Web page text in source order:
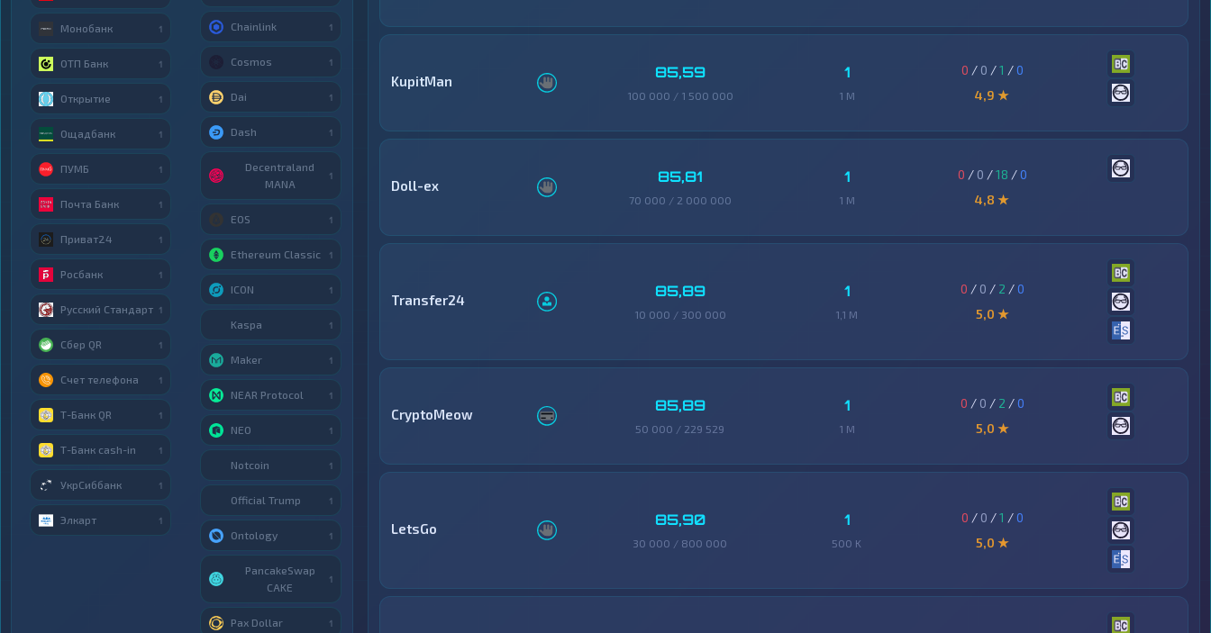
KupitMan 85,59
100 000 / 1 500 000
1
1 M
0 / 0 /1 /0
4,9 ★
Doll-ex 85,81
70 000 / 2 000 000
1
1 M
0 / 0 /18 /0
4,8 ★
Transfer24 85,89
10 000 / 300 000
1
1,1 M
0 / 0 / 2 /0
5,0 ★
CryptoMeow 85,89
50 000 / 229 529
1
1 M
0 / 0 / 2 /0
5,0 ★
LetsGo 85,90
30 000 / 800 000
1
500 K
0 / 0 /1 /0
5,0 ★
Монобанк 1
ОТП Банк 1
Открытие 1
Ощадбанк 1
ПУМБ 1
Почта Банк 1
Приват24 1
Росбанк 1
Русский Стандарт 1
Сбер QR 1
Счет телефона 1
Т-Банк QR 1
Т-Банк cash-in 1
УкрСиббанк 1
Элкарт 1
Chainlink 1
Cosmos 1
Dai 1
Dash 1
Decentraland
MANA
1
EOS 1
Ethereum Classic 1
ICON 1
Kaspa 1
Maker 1
NEAR Protocol 1
NEO 1
Notcoin 1
Official Trump 1
Ontology 1
PancakeSwap
CAKE
1
Pax Dollar 1